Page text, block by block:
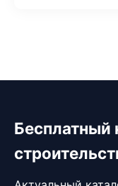
Бесплатный